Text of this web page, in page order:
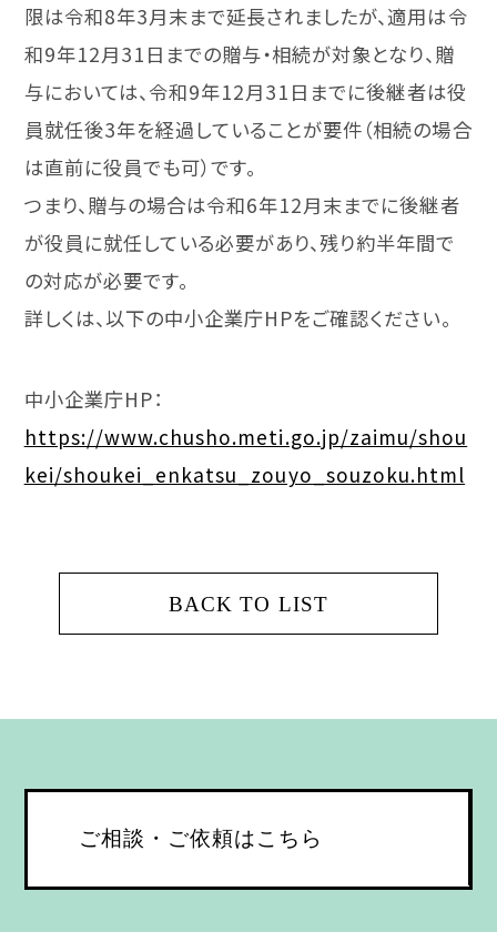
限は令和8年3月末まで延長されましたが、適用は令
和9年12月31日までの贈与・相続が対象となり、 贈
与においては、 令和9年12月31日までに後継者は役
員就任後3年を経過していることが要件（相続の場合
は直前に役員でも可）です。
つまり、 贈与の場合は令和6年12月末までに後継者
が役員に就任している必要があり、残り約半年間で
の対応が必要です。
詳しくは、以下の中小企業庁HPをご確認ください。
中小企業庁HP：
https://www.chusho.meti.go.jp/zaimu/shou
kei/shoukei_enkatsu_zouyo_souzoku.html
BACK TO LIST
ご相談・ご依頼はこちら